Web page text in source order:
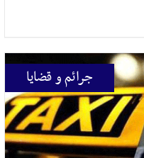
جرائم و قضايا